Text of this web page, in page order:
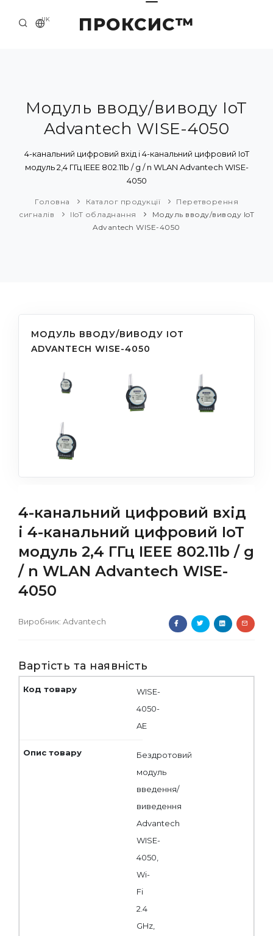
ПРОКСИС™
UK
ПРО НАС
ПРИКЛАДИ ТА РІШЕННЯ
КАТАЛОГ ПРОДУКЦІЇ
Mодуль вводу/виводу IoT
Advantech WISE-4050
4-канальний цифровий вхід і 4-канальний цифровий IoT
модуль 2,4 ГГц IEEE 802.11b / g / n WLAN Advantech WISE-
4050
Головна Каталог продукції
Перетворення
сигналів
IIoT обладнання
Mодуль вводу/виводу IoT
Advantech WISE-4050
MОДУЛЬ ВВОДУ/ВИВОДУ IOT
ADVANTECH WISE-4050
4-канальний цифровий вхід
і 4-канальний цифровий IoT
модуль 2,4 ГГц IEEE 802.11b / g
/ n WLAN Advantech WISE-
4050
Виробник: Advantech
Вартість та наявність
WISE-
4050-
AE
Бездротовий
модуль
введення/
виведення
Advantech
WISE-
4050,
Wi-
Fi
2.4
GHz,